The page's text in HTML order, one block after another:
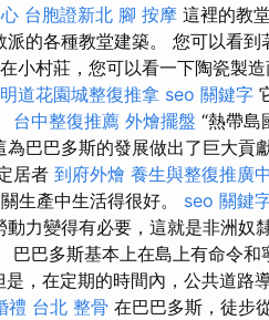
台胞證新北 腳 按摩 這裡的教
的各種教堂建築。 您可以看
在小村莊，您可以看一下陶瓷製造
明道花園城整復推拿 seo 關鍵字
台中整復推薦 外燴擺盤 “熱帶島
巴巴多斯的發展做出了巨大貢
居者 到府外燴 養生與整復推廣
生產中生活得很好。 seo 關鍵
力變得有必要，這就是非洲奴
巴巴多斯基本上在島上有命令
是，在定期的時間內，公共道路
禮 台北 整骨 在巴巴多斯，徒步